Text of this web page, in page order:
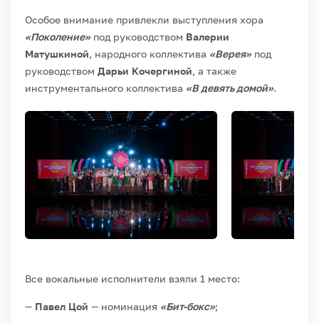
Особое внимание привлекли выступления хора
«Поколение»под руководством Валерии
Матушкиной, народного коллектива «Верея»под
руководством Дарьи Кочергиной, а также
инструментального коллектива «В девять домой».
Все вокальные исполнители взяли 1 место:
— Павел Цой — номинация «Бит-бокс»;